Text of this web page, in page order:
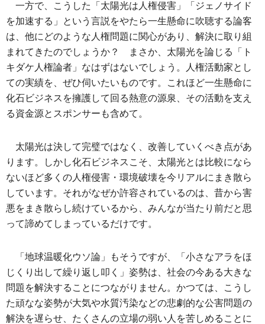
一方で、こうした「太陽光は人権侵害」「ジェノサイド
を加速する」という言説をやたら一生懸命に吹聴する論客
は、他にどのような人権問題に関心があり、解決に取り組
まれてきたのでしょうか？ まさか、太陽光を論じる「ト
キダケ人権論者」なはずはないでしょう。人権活動家とし
ての実績を、ぜひ伺いたいものです。これほど一生懸命に
化石ビジネスを擁護して回る熱意の源泉、その活動を支え
る資金源とスポンサーも含めて。
太陽光は決して完璧ではなく、改善していくべき点があ
ります。しかし化石ビジネスこそ、太陽光とは比較になら
ないほど多くの人権侵害・環境破壊を今リアルにまき散ら
しています。それがなぜか許容されているのは、昔から害
悪をまき散らし続けているから、みんなが当たり前だと思
って諦めてしまっているだけです。
「地球温暖化ウソ論」もそうですが、「小さなアラをほ
じくり出して繰り返し叩く」姿勢は、社会の今ある大きな
問題を解決することにつながりません。かつては、こうし
た頑なな姿勢が大気や水質汚染などの悲劇的な公害問題の
解決を遅らせ、たくさんの立場の弱い人を苦しめることに